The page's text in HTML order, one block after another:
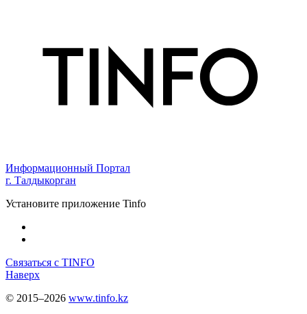
Информационный Портал
г. Талдыкорган
Установите приложение Tinfo
Связаться с TINFO
Наверх
© 2015–2026 www.tinfo.kz